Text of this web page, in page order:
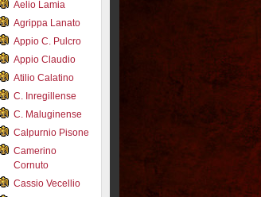
Aelio Lamia
Agrippa Lanato
Appio C. Pulcro
Appio Claudio
Atilio Calatino
C. Inregillense
C. Maluginense
Calpurnio Pisone
Camerino
Cornuto
Cassio Vecellio